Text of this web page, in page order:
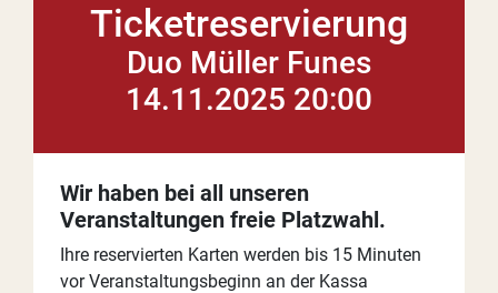
Ticketreservierung
Duo Müller Funes
14.11.2025 20:00
Wir haben bei all unseren
Veranstaltungen freie Platzwahl.
Ihre reservierten Karten werden bis 15 Minuten
vor Veranstaltungsbeginn an der Kassa